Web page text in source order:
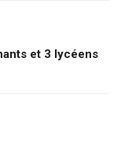
et 3 lycéens